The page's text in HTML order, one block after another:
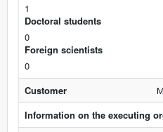
1
Doctoral students
0
Foreign scientists
0
Customer
Information on the executing